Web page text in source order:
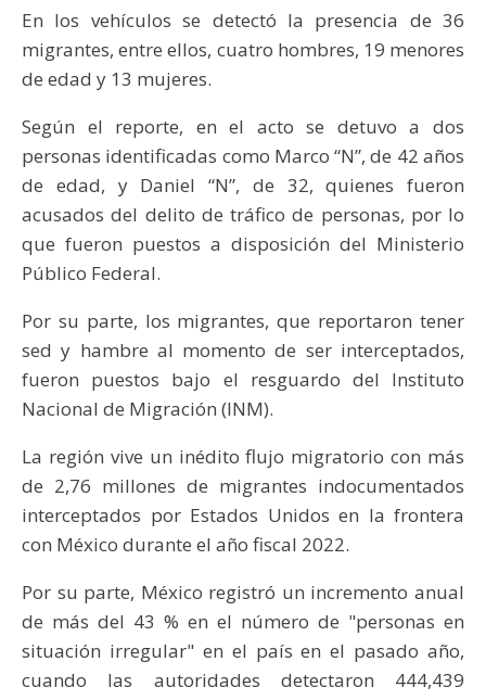
En los vehículos se detectó la presencia de 36
migrantes, entre ellos, cuatro hombres, 19 menores
de edad y 13 mujeres.
Según el reporte, en el acto se detuvo a dos
personas identificadas como Marco “N”, de 42 años
de edad, y Daniel “N”, de 32, quienes fueron
acusados del delito de tráfico de personas, por lo
que fueron puestos a disposición del Ministerio
Público Federal.
Por su parte, los migrantes, que reportaron tener
sed y hambre al momento de ser interceptados,
fueron puestos bajo el resguardo del Instituto
Nacional de Migración (INM).
La región vive un inédito flujo migratorio con más
de 2,76 millones de migrantes indocumentados
interceptados por Estados Unidos en la frontera
con México durante el año fiscal 2022.
Por su parte, México registró un incremento anual
de más del 43 % en el número de "personas en
situación irregular" en el país en el pasado año,
cuando las autoridades detectaron 444,439